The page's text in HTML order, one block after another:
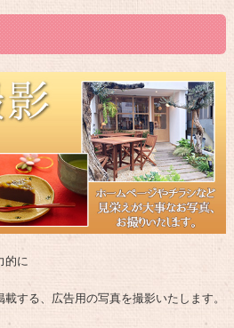
的に
する、広告用の写真を撮影いたします。